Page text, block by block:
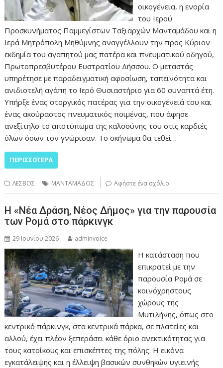
οικογένεια, η ενορία
του Ιερού
Προσκυνήματος Παμμεγίστων Ταξιαρχών Μανταμάδου και η
Ιερά Μητρόπολη Μηθύμνης αναγγέλλουν την προς Κύριον
εκδημία του αγαπητού μας πατέρα και πνευματικού οδηγού,
Πρωτοπρεσβυτέρου Ευστρατίου Δήσσου. Ο μεταστάς
υπηρέτησε με παραδειγματική αφοσίωση, ταπεινότητα και
ανιδιοτελή αγάπη το Ιερό Θυσιαστήριο για 60 συναπτά έτη.
Υπήρξε ένας στοργικός πατέρας για την οικογένειά του και
ένας ακούραστος πνευματικός ποιμένας, που άφησε
ανεξίτηλο το αποτύπωμα της καλοσύνης του στις καρδιές
όλων όσων τον γνώρισαν. Το σκήνωμα θα τεθεί…
ΠΕΡΙΣΣΌΤΕΡΑ
ΛΕΣΒΟΣ ΜΑΝΤΑΜΑΔΟΣ Αφήστε ένα σχόλιο
Η «Νέα Δράση, Νέος Δήμος» για την παρουσία
των Ρομά στο πάρκινγκ
29 Ιουνίου 2026 adminvoice
Η κατάσταση που
επικρατεί με την
παρουσία Ρομά σε
κοινόχρηστους
χώρους της
Μυτιλήνης, όπως στο
κεντρικό πάρκινγκ, στα κεντρικά πάρκα, σε πλατείες και
αλλού, έχει πλέον ξεπεράσει κάθε όριο ανεκτικότητας για
τους κατοίκους και επισκέπτες της πόλης. Η εικόνα
εγκατάλειψης και η έλλειψη βασικών συνθηκών υγιεινής